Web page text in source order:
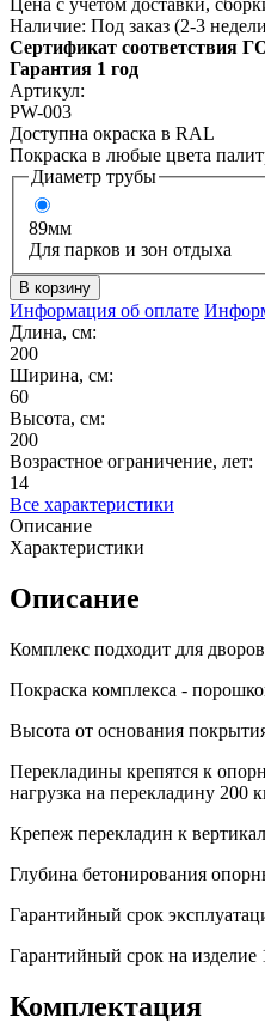
Наличие: Под заказ (2-3
Сертификат соответствия
Гарантия 1 год
Артикул:
PW-003
Доступна окраска в RAL
Покраска в любые цвета
Диаметр трубы
89мм
Для парков и зон отдыха
Информация об оплате
Длина, см:
200
Ширина, см:
60
Высота, см:
200
Возрастное ограничение, лет:
14
Все характеристики
Описание
Характеристики
Описание
Комплекс подходит для
Покраска комплекса -
Высота от основания
Перекладины крепятся к
нагрузка на перекладину 200
Крепеж перекладин к
Глубина бетонирования
Гарантийный срок
Гарантийный срок на изделие
Комплектация